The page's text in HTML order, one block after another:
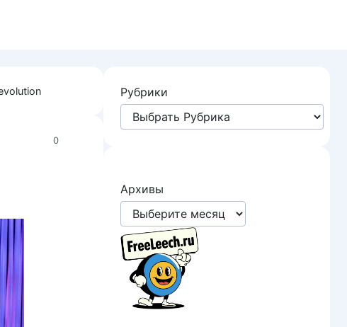
0
Рубрики
Архивы